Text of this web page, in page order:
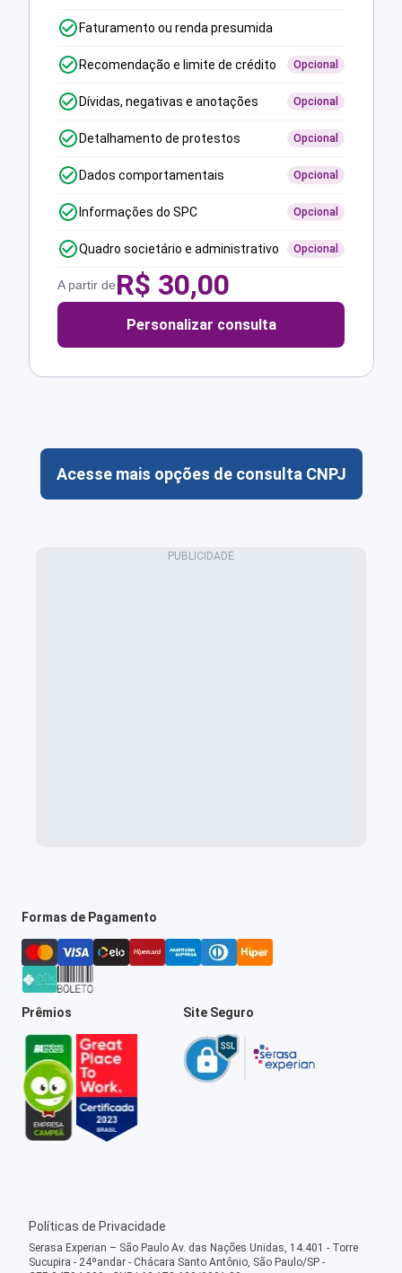
Faturamento ou renda presumida
Recomendação e limite de crédito Opcional
Dívidas, negativas e anotações Opcional
Detalhamento de protestos Opcional
Dados comportamentais Opcional
Informações do SPC Opcional
Quadro societário e administrativo Opcional
A partir deR$ 30,00
Personalizar consulta
Acesse mais opções de consulta CNPJ
Formas de Pagamento
Prêmios Site Seguro
Políticas de Privacidade
Serasa Experian – São Paulo Av. das Nações Unidas, 14.401 - Torre
Sucupira - 24ºandar - Chácara Santo Antônio, São Paulo/SP -